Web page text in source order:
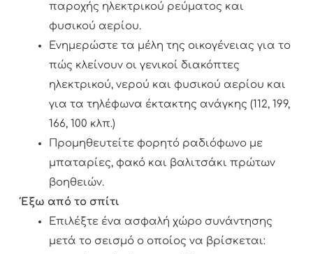
παροχής ηλεκτρικού ρεύματος και
φυσικού αερίου.
Ενημερώστε τα μέλη της οικογένειας για το
πώς κλείνουν οι γενικοί διακόπτες
ηλεκτρικού, νερού και φυσικού αερίου και
για τα τηλέφωνα έκτακτης ανάγκης (112, 199,
166, 100 κλπ.)
Προμηθευτείτε φορητό ραδιόφωνο με
μπαταρίες, φακό και βαλιτσάκι πρώτων
βοηθειών.
Έξω από το σπίτι
Επιλέξτε ένα ασφαλή χώρο συνάντησης
μετά το σεισμό ο οποίος να βρίσκεται: